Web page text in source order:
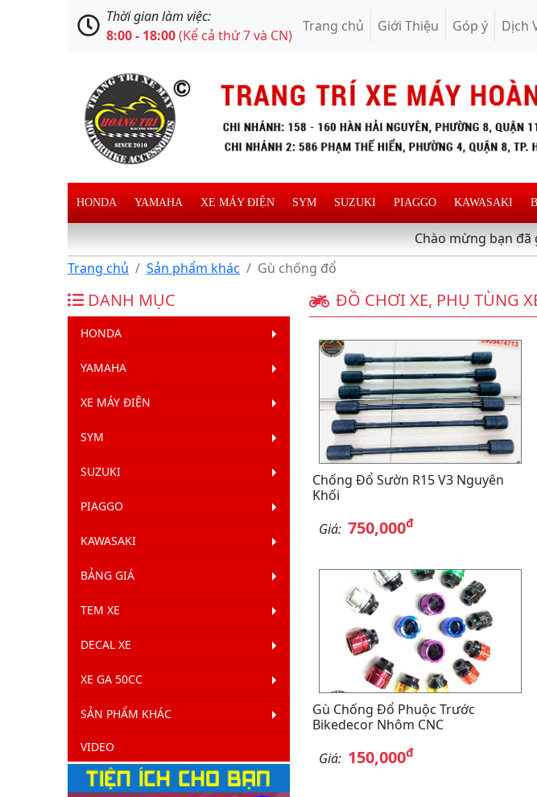
Thời gian làm việc:
8:00 - 18:00(Kể cả thứ 7 và CN)
Trang chủ Giới Thiệu Góp ý Dịch
HONDA YAMAHA XE MÁY ĐIỆN SYM SUZUKI PIAGGO KAWASAKI
Chào mừng bạn đã ghé
Trang chủ
Sản phẩm khác Gù chống đổ
DANH MỤC
HONDA
YAMAHA
XE MÁY ĐIỆN
SYM
SUZUKI
PIAGGO
KAWASAKI
BẢNG GIÁ
TEM XE
DECAL XE
XE GA 50CC
SẢN PHẨM KHÁC
VIDEO
ĐỒ CHƠI XE, PHỤ TÙNG
Chống Đổ Sườn R15 V3 Nguyên
Khối
Giá: 750,000đ
Gù Chống Đổ Phuộc Trước
Bikedecor Nhôm CNC
Giá: 150,000đ